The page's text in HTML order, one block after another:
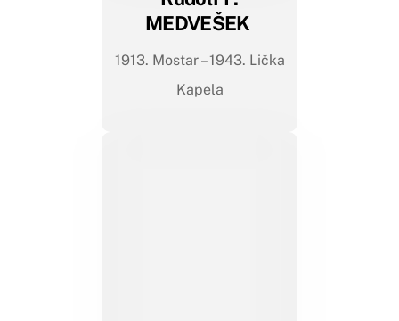
MEDVEŠEK
1913. Mostar – 1943. Lička
Kapela